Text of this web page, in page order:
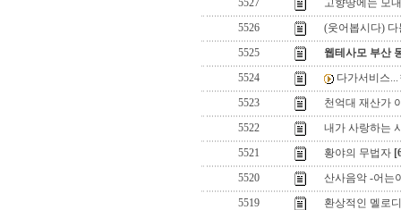
5527
고향땅에는 모
5526
(웃어봅시다) 다
5525
웹테사모 부산
5524
다가서비스...
5523
천억대 재산가
5522
내가 사랑하는
5521
황야의 무법자
5520
산사음악 -어는
5519
환상적인 멜로디